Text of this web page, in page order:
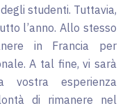
studenti. Tuttavia,
l’anno. Allo stesso
in Francia per
A tal fine, vi sarà
esperienza
di rimanere nel